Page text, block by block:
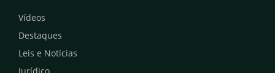
Vídeos
Destaques
Leis e Notícias
Jurídico